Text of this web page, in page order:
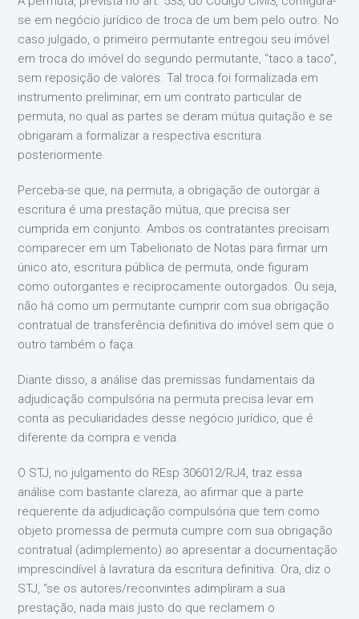
se em negócio jurídico de troca de um bem pelo outro. No
caso julgado, o primeiro permutante entregou seu imóvel
em troca do imóvel do segundo permutante, “taco a taco”,
sem reposição de valores. Tal troca foi formalizada em
instrumento preliminar, em um contrato particular de
permuta, no qual as partes se deram mútua quitação e se
obrigaram a formalizar a respectiva escritura
posteriormente.
Perceba-se que, na permuta, a obrigação de outorgar a
escritura é uma prestação mútua, que precisa ser
cumprida em conjunto. Ambos os contratantes precisam
comparecer em um Tabelionato de Notas para firmar um
único ato, escritura pública de permuta, onde figuram
como outorgantes e reciprocamente outorgados. Ou seja,
não há como um permutante cumprir com sua obrigação
contratual de transferência definitiva do imóvel sem que o
outro também o faça.
Diante disso, a análise das premissas fundamentais da
adjudicação compulsória na permuta precisa levar em
conta as peculiaridades desse negócio jurídico, que é
diferente da compra e venda.
O STJ, no julgamento do REsp 306012/RJ4, traz essa
análise com bastante clareza, ao afirmar que a parte
requerente da adjudicação compulsória que tem como
objeto promessa de permuta cumpre com sua obrigação
contratual (adimplemento) ao apresentar a documentação
imprescindível à lavratura da escritura definitiva. Ora, diz o
STJ, “se os autores/reconvintes adimpliram a sua
prestação, nada mais justo do que reclamem o